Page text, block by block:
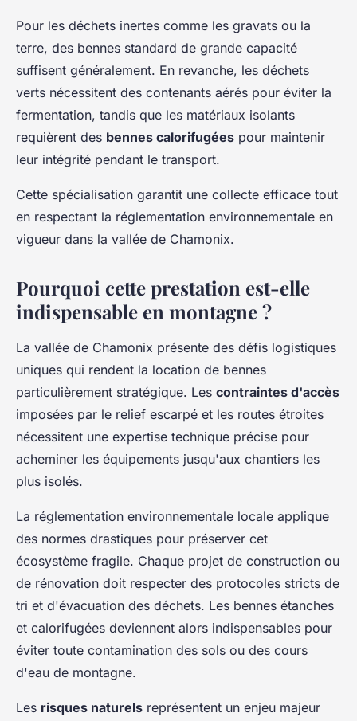
Pour les déchets inertes comme les gravats ou la
terre, des bennes standard de grande capacité
suffisent généralement. En revanche, les déchets
verts nécessitent des contenants aérés pour éviter la
fermentation, tandis que les matériaux isolants
requièrent des bennes calorifugées pour maintenir
leur intégrité pendant le transport.
Cette spécialisation garantit une collecte efficace tout
en respectant la réglementation environnementale en
vigueur dans la vallée de Chamonix.
Pourquoi cette prestation est-elle
indispensable en montagne ?
La vallée de Chamonix présente des défis logistiques
uniques qui rendent la location de bennes
particulièrement stratégique. Les contraintes d'accès
imposées par le relief escarpé et les routes étroites
nécessitent une expertise technique précise pour
acheminer les équipements jusqu'aux chantiers les
plus isolés.
La réglementation environnementale locale applique
des normes drastiques pour préserver cet
écosystème fragile. Chaque projet de construction ou
de rénovation doit respecter des protocoles stricts de
tri et d'évacuation des déchets. Les bennes étanches
et calorifugées deviennent alors indispensables pour
éviter toute contamination des sols ou des cours
d'eau de montagne.
Les risques naturels représentent un enjeu majeur